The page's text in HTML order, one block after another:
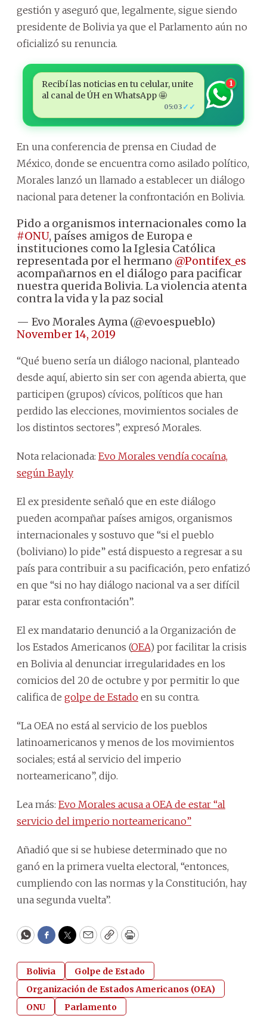
gestión y aseguró que, legalmente, sigue siendo
presidente de Bolivia ya que el Parlamento aún no
oficializó su renuncia.
Recibí las noticias en tu celular, unite
al canal de ÚH en WhatsApp 🤩
05:03 ✓✓
1
En una conferencia de prensa en Ciudad de
México, donde se encuentra como asilado político,
Morales lanzó un llamado a establecer un diálogo
nacional para detener la confrontación en Bolivia.
Pido a organismos internacionales como la
#ONU, países amigos de Europa e
instituciones como la Iglesia Católica
representada por el hermano @Pontifex_es
acompañarnos en el diálogo para pacificar
nuestra querida Bolivia. La violencia atenta
contra la vida y la paz social
— Evo Morales Ayma (@evoespueblo)
November 14, 2019
“Qué bueno sería un diálogo nacional, planteado
desde aquí, abierto sin ser con agenda abierta, que
participen (grupos) cívicos, políticos que han
perdido las elecciones, movimientos sociales de
los distintos sectores”, expresó Morales.
Nota relacionada: Evo Morales vendía cocaína,
según Bayly
El ex presidente señaló que en este diálogo
pueden acompañar países amigos, organismos
internacionales y sostuvo que “si el pueblo
(boliviano) lo pide” está dispuesto a regresar a su
país para contribuir a su pacificación, pero enfatizó
en que “si no hay diálogo nacional va a ser difícil
parar esta confrontación”.
El ex mandatario denunció a la Organización de
los Estados Americanos (OEA) por facilitar la crisis
en Bolivia al denunciar irregularidades en los
comicios del 20 de octubre y por permitir lo que
califica de golpe de Estado en su contra.
“La OEA no está al servicio de los pueblos
latinoamericanos y menos de los movimientos
sociales; está al servicio del imperio
norteamericano”, dijo.
Lea más: Evo Morales acusa a OEA de estar “al
servicio del imperio norteamericano”
Añadió que si se hubiese determinado que no
ganó en la primera vuelta electoral, “entonces,
cumpliendo con las normas y la Constitución, hay
una segunda vuelta”.
WhatsApp
Facebook
Twitter
EmailCopyPrint
Bolivia
Golpe de Estado
Organización de Estados Americanos (OEA)
ONU
Parlamento